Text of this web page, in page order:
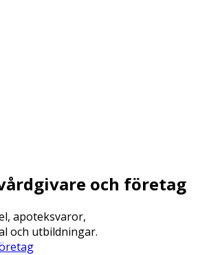
och företag
apoteksvaror,
och utbildningar.